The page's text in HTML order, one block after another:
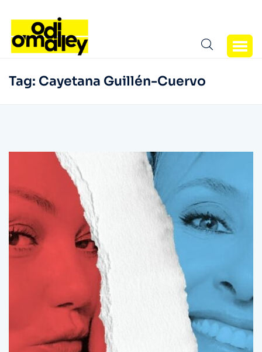
Tag: Cayetana Guillén-Cuervo